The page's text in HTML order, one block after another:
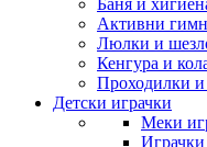
Баня и
Активни
Люлки и
Кенгура и
Проходилки
Детски играчки
Меки
Играчки